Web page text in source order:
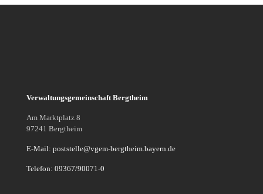
Verwaltungsgemeinschaft Bergtheim
Am Marktplatz 8
97241 Bergtheim
E-Mail: poststelle@vgem-bergtheim.bayern.de
Telefon: 09367/90071-0